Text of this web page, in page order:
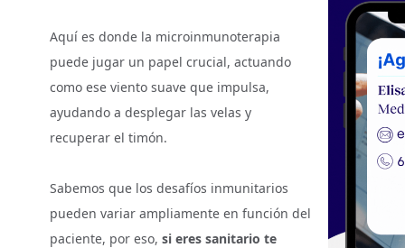
Aquí es donde la microinmunoterapia
puede jugar un papel crucial, actuando
como ese viento suave que impulsa,
ayudando a desplegar las velas y
recuperar el timón.
Sabemos que los desafíos inmunitarios
pueden variar ampliamente en función del
paciente, por eso, si eres sanitario te